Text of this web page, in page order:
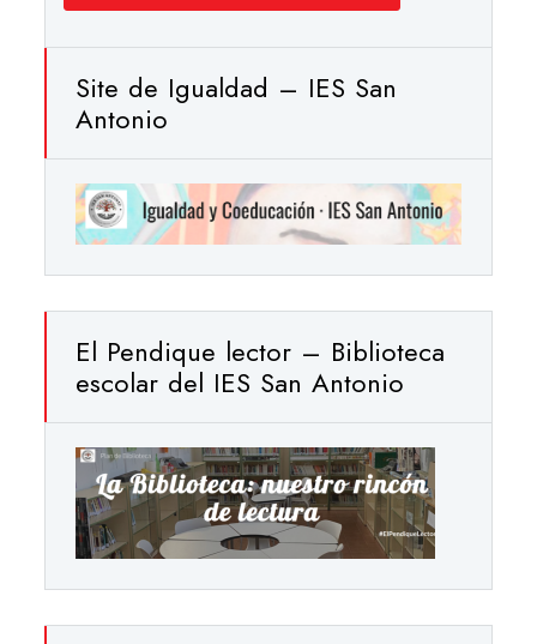
Site de Igualdad – IES San
Antonio
El Pendique lector – Biblioteca
escolar del IES San Antonio